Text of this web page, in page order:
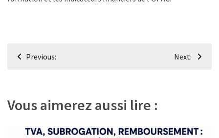
Navigation
Previous: Next:
Vous aimerez aussi lire :